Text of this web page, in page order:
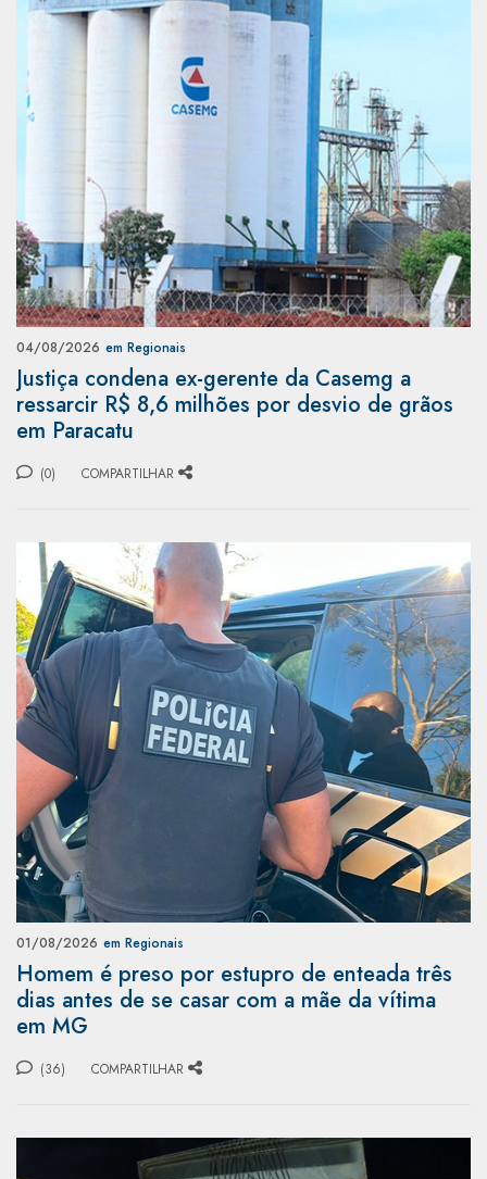
04/08/2026 em Regionais
Justiça condena ex-gerente da Casemg a
ressarcir R$ 8,6 milhões por desvio de grãos
em Paracatu
(0) COMPARTILHAR
01/08/2026 em Regionais
Homem é preso por estupro de enteada três
dias antes de se casar com a mãe da vítima
em MG
(36) COMPARTILHAR